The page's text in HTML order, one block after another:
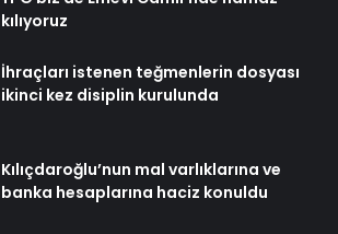
kılıyoruz
İhraçları istenen teğmenlerin dosyası
ikinci kez disiplin kurulunda
Kılıçdaroğlu’nun mal varlıklarına ve
banka hesaplarına haciz konuldu